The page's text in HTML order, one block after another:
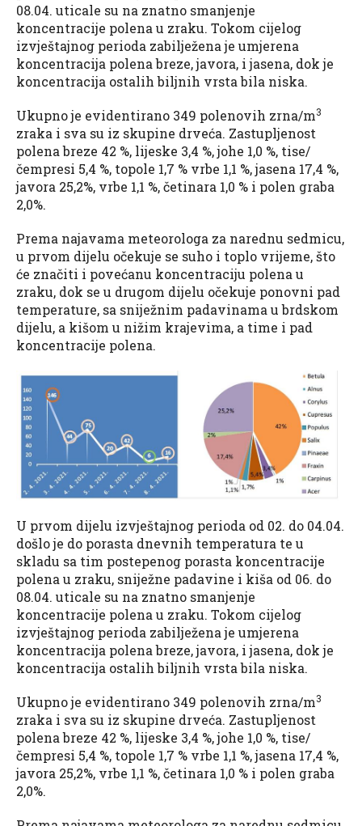
08.04. uticale su na znatno smanjenje
koncentracije polena u zraku. Tokom cijelog
izvještajnog perioda zabilježena je umjerena
koncentracija polena breze, javora, i jasena, dok je
koncentracija ostalih biljnih vrsta bila niska.
Ukupno je evidentirano 349 polenovih zrna/m3
zraka i sva su iz skupine drveća. Zastupljenost
polena breze 42 %, lijeske 3,4 %, johe 1,0 %, tise/
čempresi 5,4 %, topole 1,7 % vrbe 1,1 %, jasena 17,4 %,
javora 25,2%, vrbe 1,1 %, četinara 1,0 % i polen graba
2,0%.
Prema najavama meteorologa za narednu sedmicu,
u prvom dijelu očekuje se suho i toplo vrijeme, što
će značiti i povećanu koncentraciju polena u
zraku, dok se u drugom dijelu očekuje ponovni pad
temperature, sa sniježnim padavinama u brdskom
dijelu, a kišom u nižim krajevima, a time i pad
koncentracije polena.
U prvom dijelu izvještajnog perioda od 02. do 04.04.
došlo je do porasta dnevnih temperatura te u
skladu sa tim postepenog porasta koncentracije
polena u zraku, sniježne padavine i kiša od 06. do
08.04. uticale su na znatno smanjenje
koncentracije polena u zraku. Tokom cijelog
izvještajnog perioda zabilježena je umjerena
koncentracija polena breze, javora, i jasena, dok je
koncentracija ostalih biljnih vrsta bila niska.
Ukupno je evidentirano 349 polenovih zrna/m3
zraka i sva su iz skupine drveća. Zastupljenost
polena breze 42 %, lijeske 3,4 %, johe 1,0 %, tise/
čempresi 5,4 %, topole 1,7 % vrbe 1,1 %, jasena 17,4 %,
javora 25,2%, vrbe 1,1 %, četinara 1,0 % i polen graba
2,0%.